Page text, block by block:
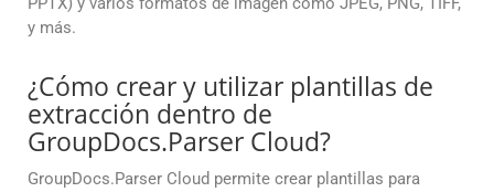
y más.
¿Cómo crear y utilizar plantillas de
extracción dentro de
GroupDocs.Parser Cloud?
GroupDocs.Parser Cloud permite crear plantillas para